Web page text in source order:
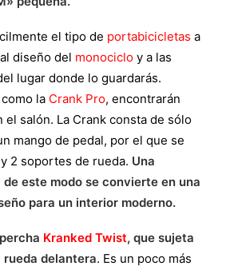
el tipo de portabicicletas a
diseño del monociclo y a las
lugar donde lo guardarás.
la Crank Pro, encontrarán
el salón. La Crank consta de sólo
mango de pedal, por el que se
2 soportes de rueda. Una
este modo se convierte en una
para un interior moderno.
percha Kranked Twist, que sujeta
delantera. Es un poco más